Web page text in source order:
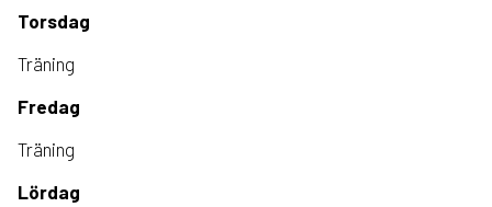
Torsdag
Träning
Fredag
Träning
Lördag